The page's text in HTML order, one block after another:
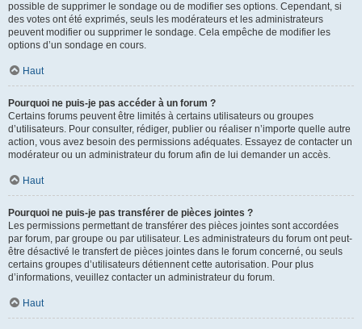
possible de supprimer le sondage ou de modifier ses options. Cependant, si
des votes ont été exprimés, seuls les modérateurs et les administrateurs
peuvent modifier ou supprimer le sondage. Cela empêche de modifier les
options d’un sondage en cours.
Haut
Pourquoi ne puis-je pas accéder à un forum ?
Certains forums peuvent être limités à certains utilisateurs ou groupes
d’utilisateurs. Pour consulter, rédiger, publier ou réaliser n’importe quelle autre
action, vous avez besoin des permissions adéquates. Essayez de contacter un
modérateur ou un administrateur du forum afin de lui demander un accès.
Haut
Pourquoi ne puis-je pas transférer de pièces jointes ?
Les permissions permettant de transférer des pièces jointes sont accordées
par forum, par groupe ou par utilisateur. Les administrateurs du forum ont peut-
être désactivé le transfert de pièces jointes dans le forum concerné, ou seuls
certains groupes d’utilisateurs détiennent cette autorisation. Pour plus
d’informations, veuillez contacter un administrateur du forum.
Haut